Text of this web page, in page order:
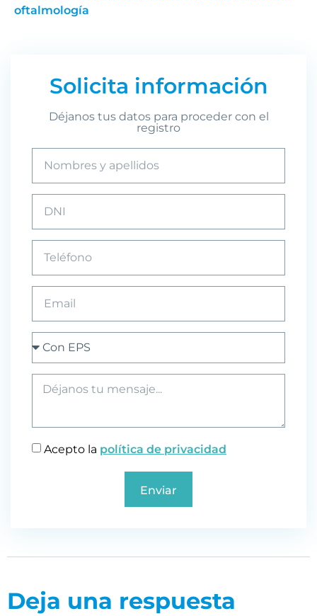
oftalmología
Solicita información
Déjanos tus datos para proceder con el
registro
Acepto la política de privacidad
Enviar
Deja una respuesta